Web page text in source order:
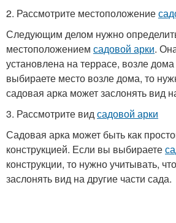
2. Рассмотрите местоположение
Следующим делом нужно
местоположением садовой арки.
установлена на террасе, возле
выбираете место возле дома, то
садовая арка может заслонять вид
3. Рассмотрите видсадовой арки
Садовая арка может быть как
конструкцией. Если вы выбираете
конструкции, то нужно учитывать,
заслонять вид на другие части сада.